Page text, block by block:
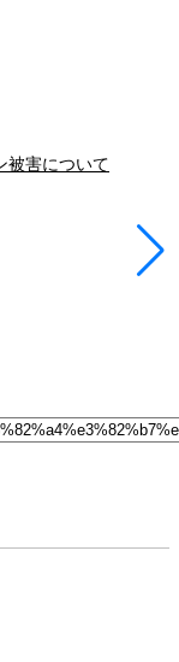
被害について